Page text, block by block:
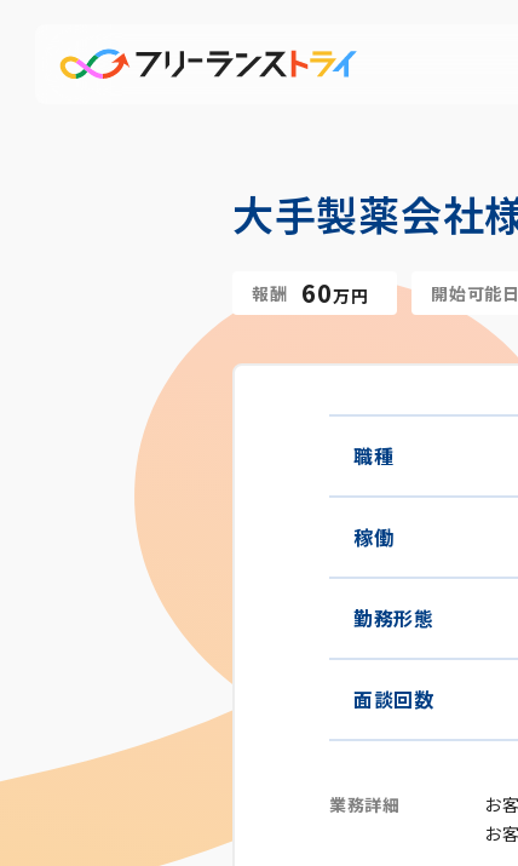
大手製薬会社
報酬 60万円 開始可能日
職種
稼働
勤務形態
面談回数
業務詳細
お
お